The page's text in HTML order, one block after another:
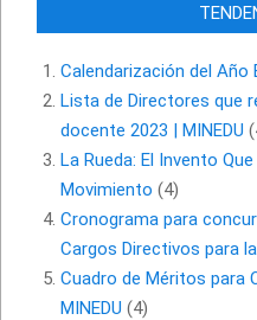
Calendarización del Año
Lista de Directores que
docente 2023 | MINEDU
La Rueda: El Invento
Movimiento (4)
Cronograma para
Cargos Directivos para la
Cuadro de Méritos para
MINEDU (4)